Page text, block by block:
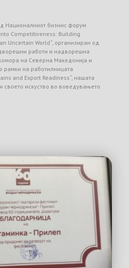
Националниот бизнис форум
Competitiveness: Building
Uncertain World“, организиран од
работи и надворешна
на Северна Македонија и
рамки на работилницата
and Export Readiness“, нашата
своето искуство во воведувањето